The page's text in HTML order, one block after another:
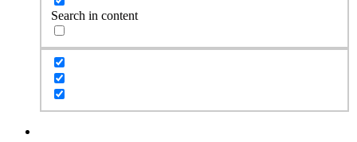
Search in content